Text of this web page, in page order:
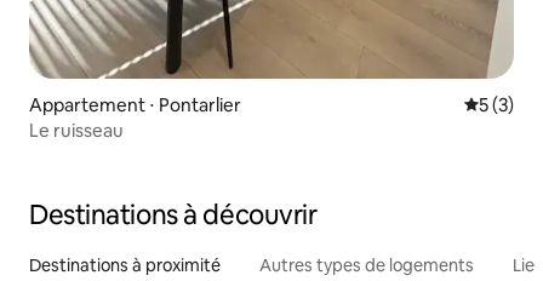
Appartement ⋅ Pontarlier
5 (3)
Le ruisseau
Destinations à découvrir
Destinations à proximité Autres types de logements